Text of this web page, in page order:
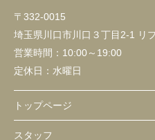
〒332-0015
埼玉県川口市川口３丁目2-1 リ
営業時間： 10:00～19:00
定休日： 水曜日
トップページ
スタッフ